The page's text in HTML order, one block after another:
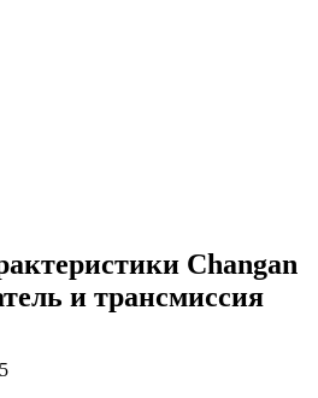
Changan
и трансмиссия